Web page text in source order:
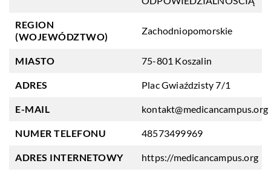
REGION
(WOJEWÓDZTWO)
Zachodniopomorskie
MIASTO 75-801 Koszalin
ADRES Plac Gwiaździsty 7/1
E-MAIL kontakt@medicancampus.org
NUMER TELEFONU 48573499969
ADRES INTERNETOWY https://medicancampus.org